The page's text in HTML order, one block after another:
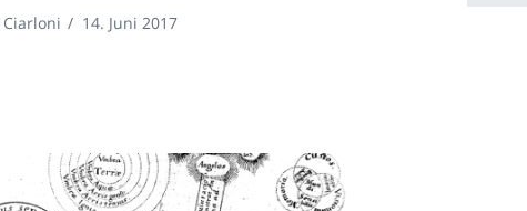
/ 14. Juni 2017